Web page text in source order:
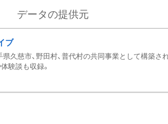
データの提供元
ブ
久慈市、野田村、普代村の共同事業として構築さ
験談も収録。